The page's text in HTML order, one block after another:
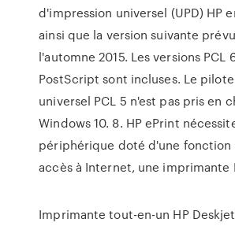
d'impression universel (UPD) HP
ainsi que la version suivante
l'automne 2015. Les versions PCL
PostScript sont incluses. Le
universel PCL 5 n'est pas pris en
Windows 10. 8. HP ePrint
périphérique doté d'une fonction
accès à Internet, une imprimante
Imprimante tout-en-un HP Deskjet